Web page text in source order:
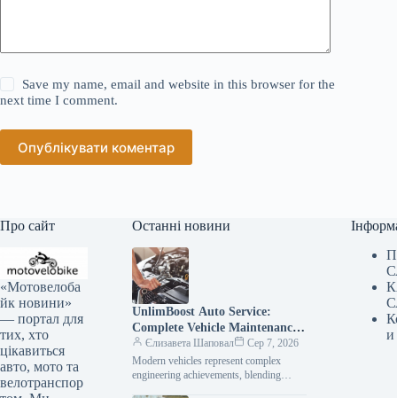
Save my name, email and website in this browser for the
next time I comment.
Опублікувати коментар
Про сайт
«Мотовелоба
йк новини»
— портал для
тих, хто
цікавиться
авто, мото та
велотранспор
Останні новини
UnlimBoost Auto Service:
Complete Vehicle Maintenance
& ECU Tuning
Єлизавета Шаповал
Сер 7, 2026
Modern vehicles represent complex
engineering achievements, blending
и